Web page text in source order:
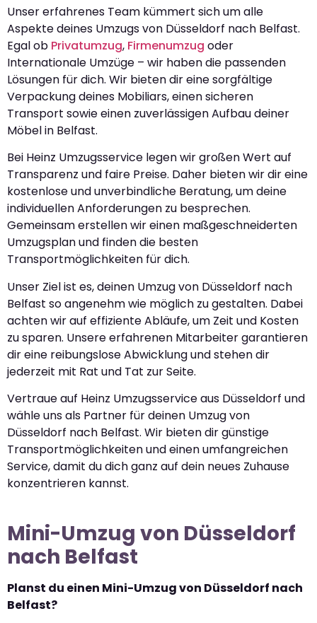
Unser erfahrenes Team kümmert sich um alle
Aspekte deines Umzugs von Düsseldorf nach Belfast.
Egal ob Privatumzug, Firmenumzug oder
Internationale Umzüge – wir haben die passenden
Lösungen für dich. Wir bieten dir eine sorgfältige
Verpackung deines Mobiliars, einen sicheren
Transport sowie einen zuverlässigen Aufbau deiner
Möbel in Belfast.
Bei Heinz Umzugsservice legen wir großen Wert auf
Transparenz und faire Preise. Daher bieten wir dir eine
kostenlose und unverbindliche Beratung, um deine
individuellen Anforderungen zu besprechen.
Gemeinsam erstellen wir einen maßgeschneiderten
Umzugsplan und finden die besten
Transportmöglichkeiten für dich.
Unser Ziel ist es, deinen Umzug von Düsseldorf nach
Belfast so angenehm wie möglich zu gestalten. Dabei
achten wir auf effiziente Abläufe, um Zeit und Kosten
zu sparen. Unsere erfahrenen Mitarbeiter garantieren
dir eine reibungslose Abwicklung und stehen dir
jederzeit mit Rat und Tat zur Seite.
Vertraue auf Heinz Umzugsservice aus Düsseldorf und
wähle uns als Partner für deinen Umzug von
Düsseldorf nach Belfast. Wir bieten dir günstige
Transportmöglichkeiten und einen umfangreichen
Service, damit du dich ganz auf dein neues Zuhause
konzentrieren kannst.
Mini-Umzug von Düsseldorf
nach Belfast
Planst du einen Mini-Umzug von Düsseldorf nach
Belfast?